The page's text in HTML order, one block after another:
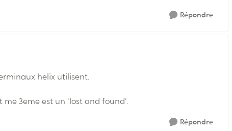
Répondre
helix utilisent.
me 3eme est un 'lost and found'.
Répondre